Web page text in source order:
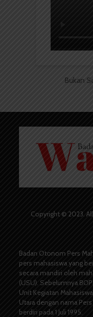
Bukan
Copyright © 2023.
Badan Otonom Pers
pers mahasiswa yang
secara mandiri oleh
(USU). Sebelumnya
Unit Kegiatan
Utara dengan nama
berdiri pada 1 Juli 1995.